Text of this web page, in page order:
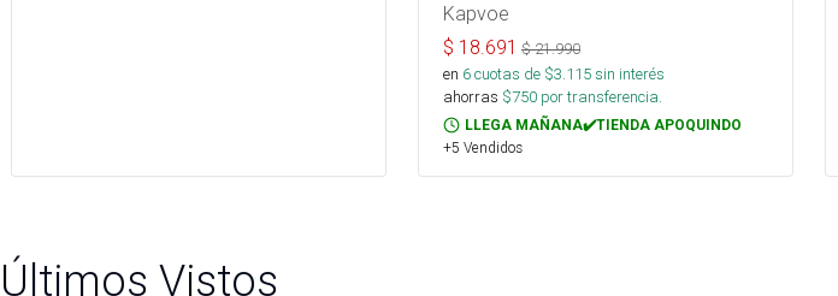
Kapvoe
$ 18.691 $21.990
en 6cuotas de $3.115sin interés
ahorras $750 por transferencia.
LLEGA MAÑANA✔️TIENDA APOQUINDO
+5 Vendidos
Últimos Vistos